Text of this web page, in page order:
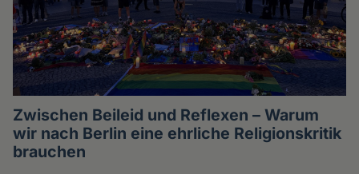
Zwischen Beileid und Reflexen – Warum
wir nach Berlin eine ehrliche Religionskritik
brauchen